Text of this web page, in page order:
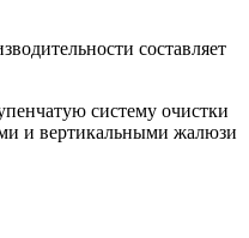
составляет
систему очистки
и вертикальными жалюзи